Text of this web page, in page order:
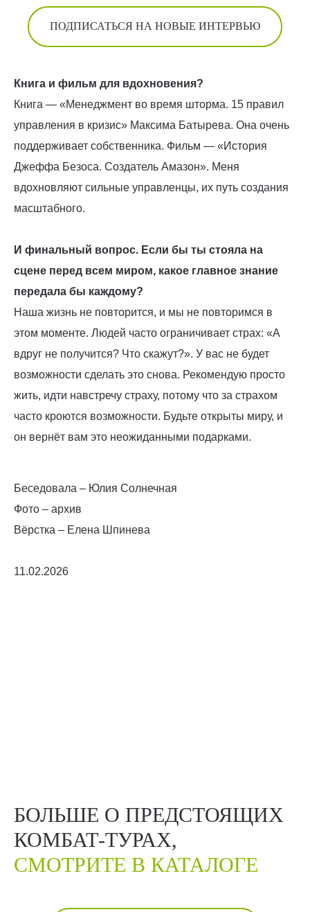
ПОДПИСАТЬСЯ НА НОВЫЕ ИНТЕРВЬЮ
Книга и фильм для вдохновения?
Книга — «Менеджмент во время шторма. 15 правил
управления в кризис» Максима Батырева. Она очень
поддерживает собственника. Фильм — «История
Джеффа Безоса. Создатель Амазон». Меня
вдохновляют сильные управленцы, их путь создания
масштабного.
И финальный вопрос. Если бы ты стояла на
сцене перед всем миром, какое главное знание
передала бы каждому?
Наша жизнь не повторится, и мы не повторимся в
этом моменте. Людей часто ограничивает страх: «А
вдруг не получится? Что скажут?». У вас не будет
возможности сделать это снова. Рекомендую просто
жить, идти навстречу страху, потому что за страхом
часто кроются возможности. Будьте открыты миру, и
он вернёт вам это неожиданными подарками.
Беседовала – Юлия Солнечная
Фото – архив
Вёрстка – Елена Шпинева
11.02.2026
БОЛЬШЕ О ПРЕДСТОЯЩИХ
КОМБАТ-ТУРАХ,
СМОТРИТЕ В КАТАЛОГЕ